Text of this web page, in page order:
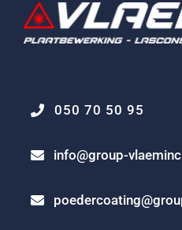
050 70 50 95
info@group-